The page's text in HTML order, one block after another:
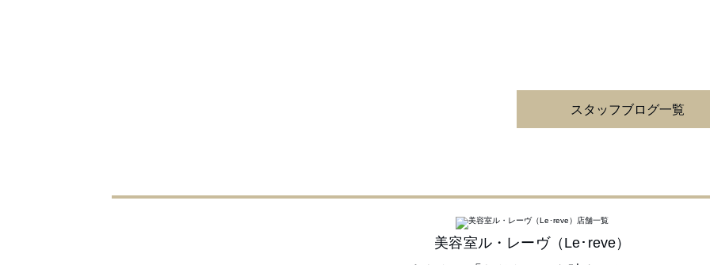
スタッフブログ一覧
美容室ル・レーヴ（Le･reve）